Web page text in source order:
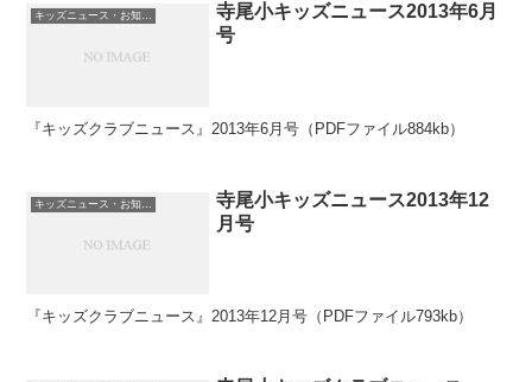
キッズニュース・お知らせ
寺尾小キッズニュース2013年6月
号
『キッズクラブニュース』2013年6月号（PDFファイル884kb）
寺尾小キッズニュース2013年12
月号
『キッズクラブニュース』2013年12月号（PDFファイル793kb）